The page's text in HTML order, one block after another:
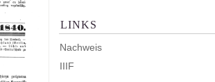
LINKS
Nachweis
IIIF